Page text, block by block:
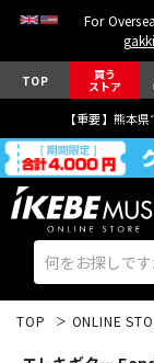
For
TOP 買う
ストア
【重要】熊本
TOP ONLINE